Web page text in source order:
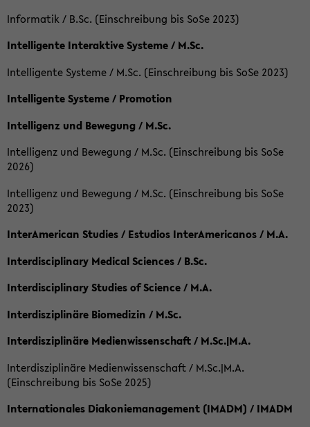
Informatik / B.Sc. (Einschreibung bis SoSe 2023)
Intelligente Interaktive Systeme / M.Sc.
Intelligente Systeme / M.Sc. (Einschreibung bis SoSe 2023)
Intelligente Systeme / Promotion
Intelligenz und Bewegung / M.Sc.
Intelligenz und Bewegung / M.Sc. (Einschreibung bis SoSe
2026)
Intelligenz und Bewegung / M.Sc. (Einschreibung bis SoSe
2023)
InterAmerican Studies / Estudios InterAmericanos / M.A.
Interdisciplinary Medical Sciences / B.Sc.
Interdisciplinary Studies of Science / M.A.
Interdisziplinäre Biomedizin / M.Sc.
Interdisziplinäre Medienwissenschaft / M.Sc.|M.A.
Interdisziplinäre Medienwissenschaft / M.Sc.|M.A.
(Einschreibung bis SoSe 2025)
Internationales Diakoniemanagement (IMADM) / IMADM